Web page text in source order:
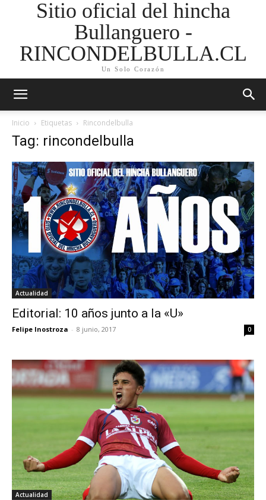
Sitio oficial del hincha
Bullanguero -
RINCONDELBULLA.CL
Un Solo Corazón
Inicio Etiquetas Rincondelbulla
Tag: rincondelbulla
Actualidad
Editorial: 10 años junto a la «U»
Felipe Inostroza - 8 junio, 2017 0
Actualidad